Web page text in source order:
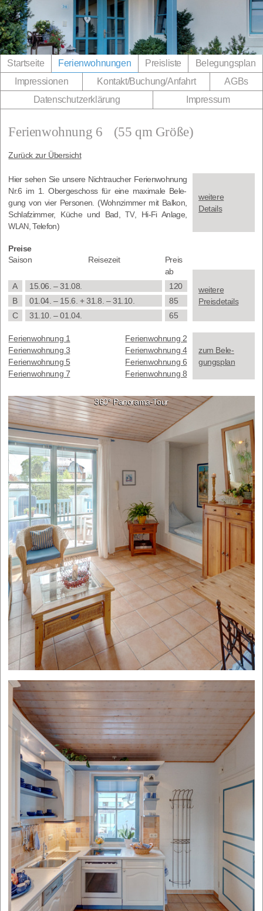
Direkt zum Inhalt wechseln
Startseite Ferienwohnungen Preisliste
Belegungsplan
Impressionen
Kontakt/​Buchung/​Anfahrt
AGBs
Datenschutzerklärung
Impressum
Zurück zur Übersicht
Ferienwohnung 6 (55 qm Größe)
Hier sehen Sie unse­re Nicht­rau­cher Feri­en­woh­nung
Nr.6 im 1. Ober­ge­schoss für eine maxi­ma­le Bele­
gung von vier Per­so­nen. (Wohn­zim­mer mit Bal­kon,
Schlaf­zim­mer, Küche und Bad,TV, Hi-Fi Anla­ge,
WLAN, Telefon)
wei­te­re
Details
Preise
Sai­son
Rei­se­zeit
Preis
ab
A
15.06. – 31.08.
120
B
01.04. – 15.6. + 31.8. – 31.10.
85
C
31.10. – 01.04. 65
wei­te­re
Preisdetails
Feri­en­woh­nung 1
Feri­en­woh­nung 2
Feri­en­woh­nung 3
Feri­en­woh­nung 4
Feri­en­woh­nung 5
Feri­en­woh­nung 6
Feri­en­woh­nung 7
Feri­en­woh­nung 8
zum Bele­
gungs­plan